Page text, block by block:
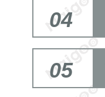
04
05